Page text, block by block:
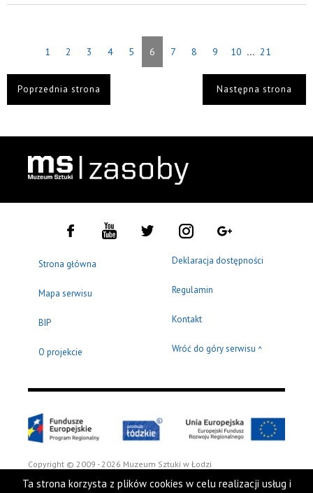
1 2 3 4 5 6 7 8 9 10 ... 21
Poprzednia strona Następna strona
Strona główna
Mapa serwisu
BIP
O projekcie
Deklaracja dostępności
Regulamin
Kontakt
Wróć do góry serwisu ^
Copyright © 2009 - 2026 Muzeum Sztuki w Łodzi
Ta strona korzysta z plików cookies w celu realizacji usług i